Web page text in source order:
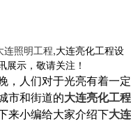
连照明工程,大连亮化工程设
示，敬请关注！
，人们对于光亮有着一定
市和街道的大连亮化工程
来小编给大家介绍下大连